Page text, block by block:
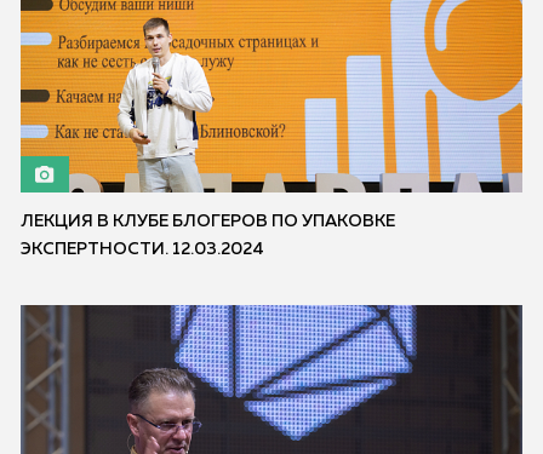
ЛЕКЦИЯ В КЛУБЕ БЛОГЕРОВ ПО УПАКОВКЕ
ЭКСПЕРТНОСТИ. 12.03.2024